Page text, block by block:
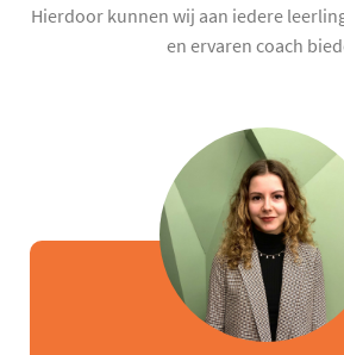
Hierdoor kunnen wij aan iedere
en ervaren coach